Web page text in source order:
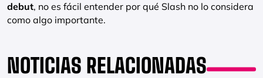
debut, no es fácil entender por qué Slash no lo considera
como algo importante.
NOTICIAS RELACIONADAS